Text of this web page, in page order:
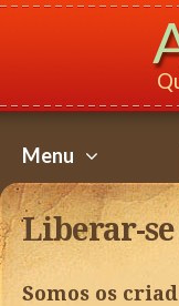
Menu
Ir
para
o
conteúdo
Liberar-se
Somos os